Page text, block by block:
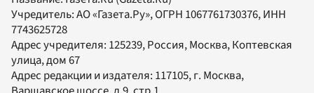
Учредитель:АО «Газета.Ру», ОГРН 1067761730376, ИНН
7743625728
Адрес учредителя: 125239, Россия, Москва, Коптевская
улица, дом 67
Адрес редакции и издателя: 117105, г. Москва,